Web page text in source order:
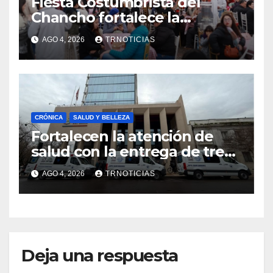
Chancho fortalece la
economía local con positivo
impacto en la hotelería y el
emprendimiento
AGO 4, 2026 TRNOTICIAS
CRÓNICA SALUD Y BELLEZA
Fortalecen la atención de
salud con la entrega de tres
nuevas ambulancias para
Cauquenes y Sagrada Familia
AGO 4, 2026 TRNOTICIAS
Deja una respuesta